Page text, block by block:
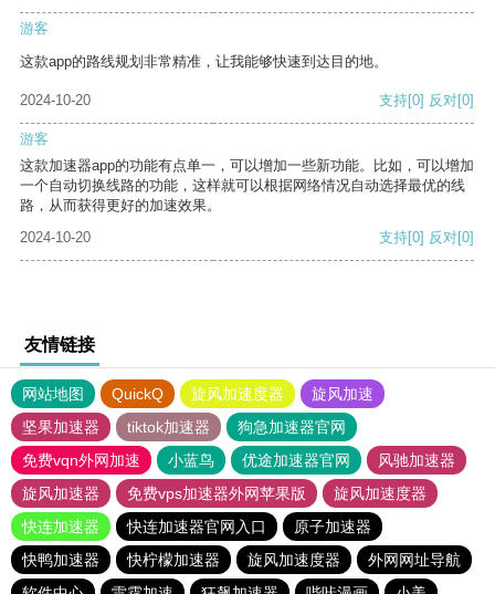
游客
这款app的路线规划非常精准，让我能够快速到达目的地。
2024-10-20 支持[0] 反对[0]
游客
这款加速器app的功能有点单一，可以增加一些新功能。比如，可以增加
一个自动切换线路的功能，这样就可以根据网络情况自动选择最优的线
路，从而获得更好的加速效果。
2024-10-20
支持[0] 反对[0]
友情链接
网站地图 QuickQ 旋风加速度器
旋风加速
坚果加速器
tiktok加速器
狗急加速器官网
免费vqn外网加速
小蓝鸟 优途加速器官网
风驰加速器
旋风加速器
免费vps加速器外网苹果版
旋风加速度器
快连加速器
快连加速器官网入口
原子加速器
快鸭加速器
快柠檬加速器 旋风加速度器
外网网址导航